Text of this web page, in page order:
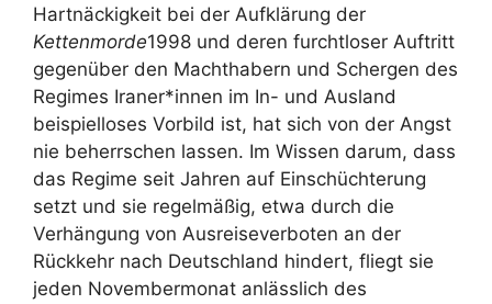
Hartnäckigkeit bei der Aufklärung der
Kettenmorde1998 und deren furchtloser Auftritt
gegenüber den Machthabern und Schergen des
Regimes Iraner*innen im In- und Ausland
beispielloses Vorbild ist, hat sich von der Angst
nie beherrschen lassen. Im Wissen darum, dass
das Regime seit Jahren auf Einschüchterung
setzt und sie regelmäßig, etwa durch die
Verhängung von Ausreiseverboten an der
Rückkehr nach Deutschland hindert, fliegt sie
jeden Novembermonat anlässlich des